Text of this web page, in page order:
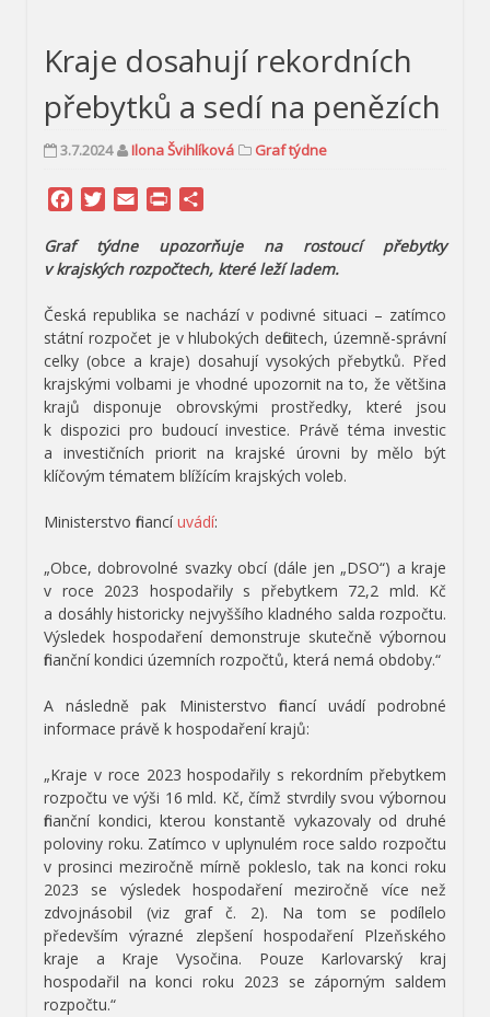
Kraje dosahují rekordních
přebytků a sedí na penězích
3.7.2024 Ilona Švihlíková Graf týdne
Facebook
Twitter
Email Print
Graf týdne upozorňuje na rostoucí přebytky
v krajských rozpočtech, které leží ladem.
Česká republika se nachází v podivné situaci – zatímco
státní rozpočet je v hlubokých deficitech, územně-správní
celky (obce a kraje) dosahují vysokých přebytků. Před
krajskými volbami je vhodné upozornit na to, že většina
krajů disponuje obrovskými prostředky, které jsou
k dispozici pro budoucí investice. Právě téma investic
a investičních priorit na krajské úrovni by mělo být
klíčovým tématem blížícím krajských voleb.
Ministerstvo financíuvádí:
„Obce, dobrovolné svazky obcí (dále jen „DSO“) a kraje
v roce 2023 hospodařily s přebytkem 72,2 mld. Kč
a dosáhly historicky nejvyššího kladného salda rozpočtu.
Výsledek hospodaření demonstruje skutečně výbornou
finanční kondici územních rozpočtů, která nemá obdoby.“
A následně pak Ministerstvo financí uvádí podrobné
informace právě k hospodaření krajů:
„Kraje v roce 2023 hospodařily s rekordním přebytkem
rozpočtu ve výši 16 mld. Kč, čímž stvrdily svou výbornou
finanční kondici, kterou konstantě vykazovaly od druhé
poloviny roku. Zatímco v uplynulém roce saldo rozpočtu
v prosinci meziročně mírně pokleslo, tak na konci roku
2023 se výsledek hospodaření meziročně více než
zdvojnásobil (viz graf č. 2). Na tom se podílelo
především výrazné zlepšení hospodaření Plzeňského
kraje a Kraje Vysočina. Pouze Karlovarský kraj
hospodařil na konci roku 2023 se záporným saldem
rozpočtu.“